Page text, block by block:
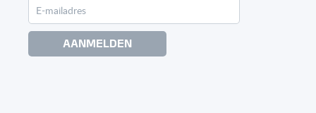
AANMELDEN